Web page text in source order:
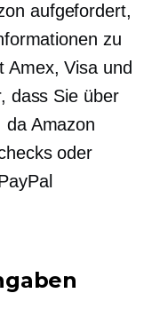
aufgefordert,
zu
Amex, Visa und
dass Sie über
da Amazon
oder